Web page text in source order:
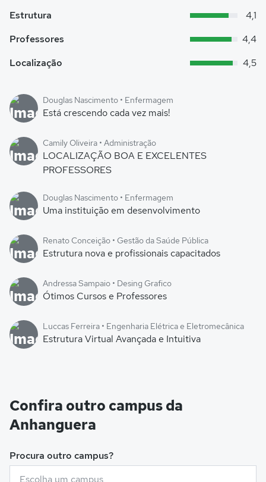
Estrutura
4,1
Professores
4,4
Localização
4,5
Douglas Nascimento • Enfermagem
Está crescendo cada vez mais!
Camily Oliveira • Administração
LOCALIZAÇÃO BOA E EXCELENTES
PROFESSORES
Douglas Nascimento • Enfermagem
Uma instituição em desenvolvimento
Renato Conceição • Gestão da Saúde Pública
Estrutura nova e profissionais capacitados
Andressa Sampaio • Desing Grafico
Ótimos Cursos e Professores
Luccas Ferreira • Engenharia Elétrica e Eletromecânica
Estrutura Virtual Avançada e Intuitiva
Confira outro campus da
Anhanguera
Procura outro campus?